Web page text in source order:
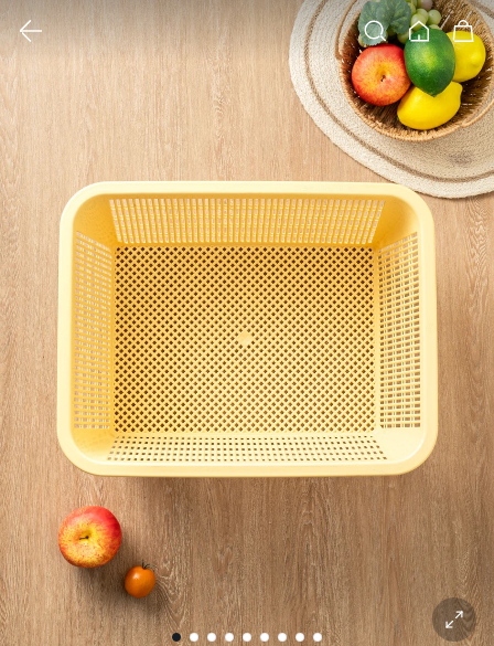
검색 홈 장바구니
클릭 시 이미지 확대 보기 팝업 열림
확대 보기